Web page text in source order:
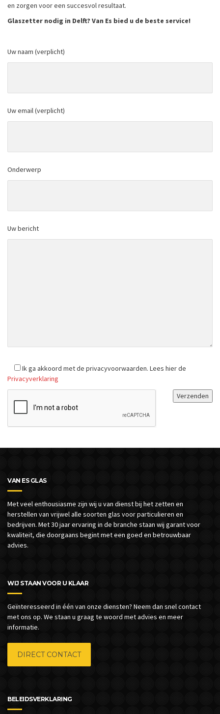
en zorgen voor een succesvol resultaat.
Glaszetter nodig in Delft? Van Es bied u de beste service!
Uw naam (verplicht)
Uw email (verplicht)
Onderwerp
Uw bericht
Ik ga akkoord met de privacyvoorwaarden. Lees hier de
Privacyverklaring
VAN ES GLAS
Met veel enthousiasme zijn wij u van dienst bij het zetten en
herstellen van vrijwel alle soorten glas voor particulieren en
bedrijven. Met 30 jaar ervaring in de branche staan wij garant voor
kwaliteit, die doorgaans begint met een goed en betrouwbaar
advies.
WIJ STAAN VOOR U KLAAR
Geïnteresseerd in één van onze diensten? Neem dan snel contact
met ons op. We staan u graag te woord met advies en meer
informatie.
DIRECT CONTACT
BELEIDSVERKLARING